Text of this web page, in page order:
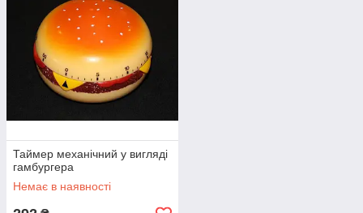
Таймер механічний у вигляді
гамбургера
Немає в наявності